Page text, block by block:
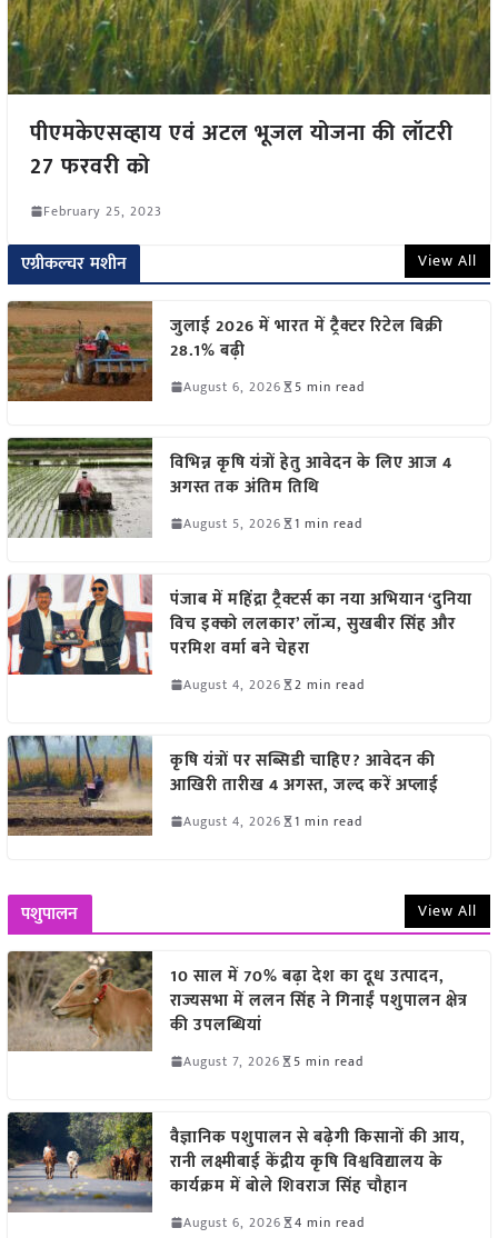
पीएमकेएसव्हाय एवं अटल भूजल योजना की लॉटरी
27 फरवरी को
February 25, 2023
एग्रीकल्चर मशीन View All
जुलाई 2026 में भारत में ट्रैक्टर रिटेल बिक्री
28.1% बढ़ी
August 6, 2026 5 min read
विभिन्न कृषि यंत्रों हेतु आवेदन के लिए आज 4
अगस्त तक अंतिम तिथि
August 5, 2026 1 min read
पंजाब में महिंद्रा ट्रैक्टर्स का नया अभियान ‘दुनिया
विच इक्को ललकार’ लॉन्च, सुखबीर सिंह और
परमिश वर्मा बने चेहरा
August 4, 2026 2 min read
कृषि यंत्रों पर सब्सिडी चाहिए? आवेदन की
आखिरी तारीख 4 अगस्त, जल्द करें अप्लाई
August 4, 2026 1 min read
पशुपालन View All
10 साल में 70% बढ़ा देश का दूध उत्पादन,
राज्यसभा में ललन सिंह ने गिनाईं पशुपालन क्षेत्र
की उपलब्धियां
August 7, 2026 5 min read
वैज्ञानिक पशुपालन से बढ़ेगी किसानों की आय,
रानी लक्ष्मीबाई केंद्रीय कृषि विश्वविद्यालय के
कार्यक्रम में बोले शिवराज सिंह चौहान
August 6, 2026 4 min read